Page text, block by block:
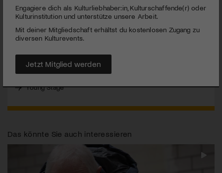
minutes,
seconds
Entdecken Sie den Zirkus von morgen. Young Stage bietet
Ihnen dazu die richtige Gelegenheit.
MEHR
Young Stage 2011, 21. – 24. Mai 2011, Basel
Young Stage
Das könnte Sie auch interessieren
Engagiere dich als Kulturliebhaber:in, Kulturschaffende(r) oder
Kulturinstitution und unterstütze unsere Arbeit.
Mit deiner Mitgliedschaft erhältst du kostenlosen Zugang zu
diversen Kulturevents.
Jetzt Mitglied werden